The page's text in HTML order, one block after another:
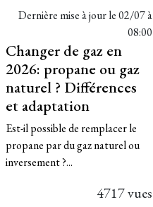
Dernière mise à jour le02/07 à
08:00
Changer de gaz en
2026: propane ou gaz
naturel ? Différences
et adaptation
Est-il possible de remplacer le
propane par du gaz naturel ou
inversement ?...
4717 vues